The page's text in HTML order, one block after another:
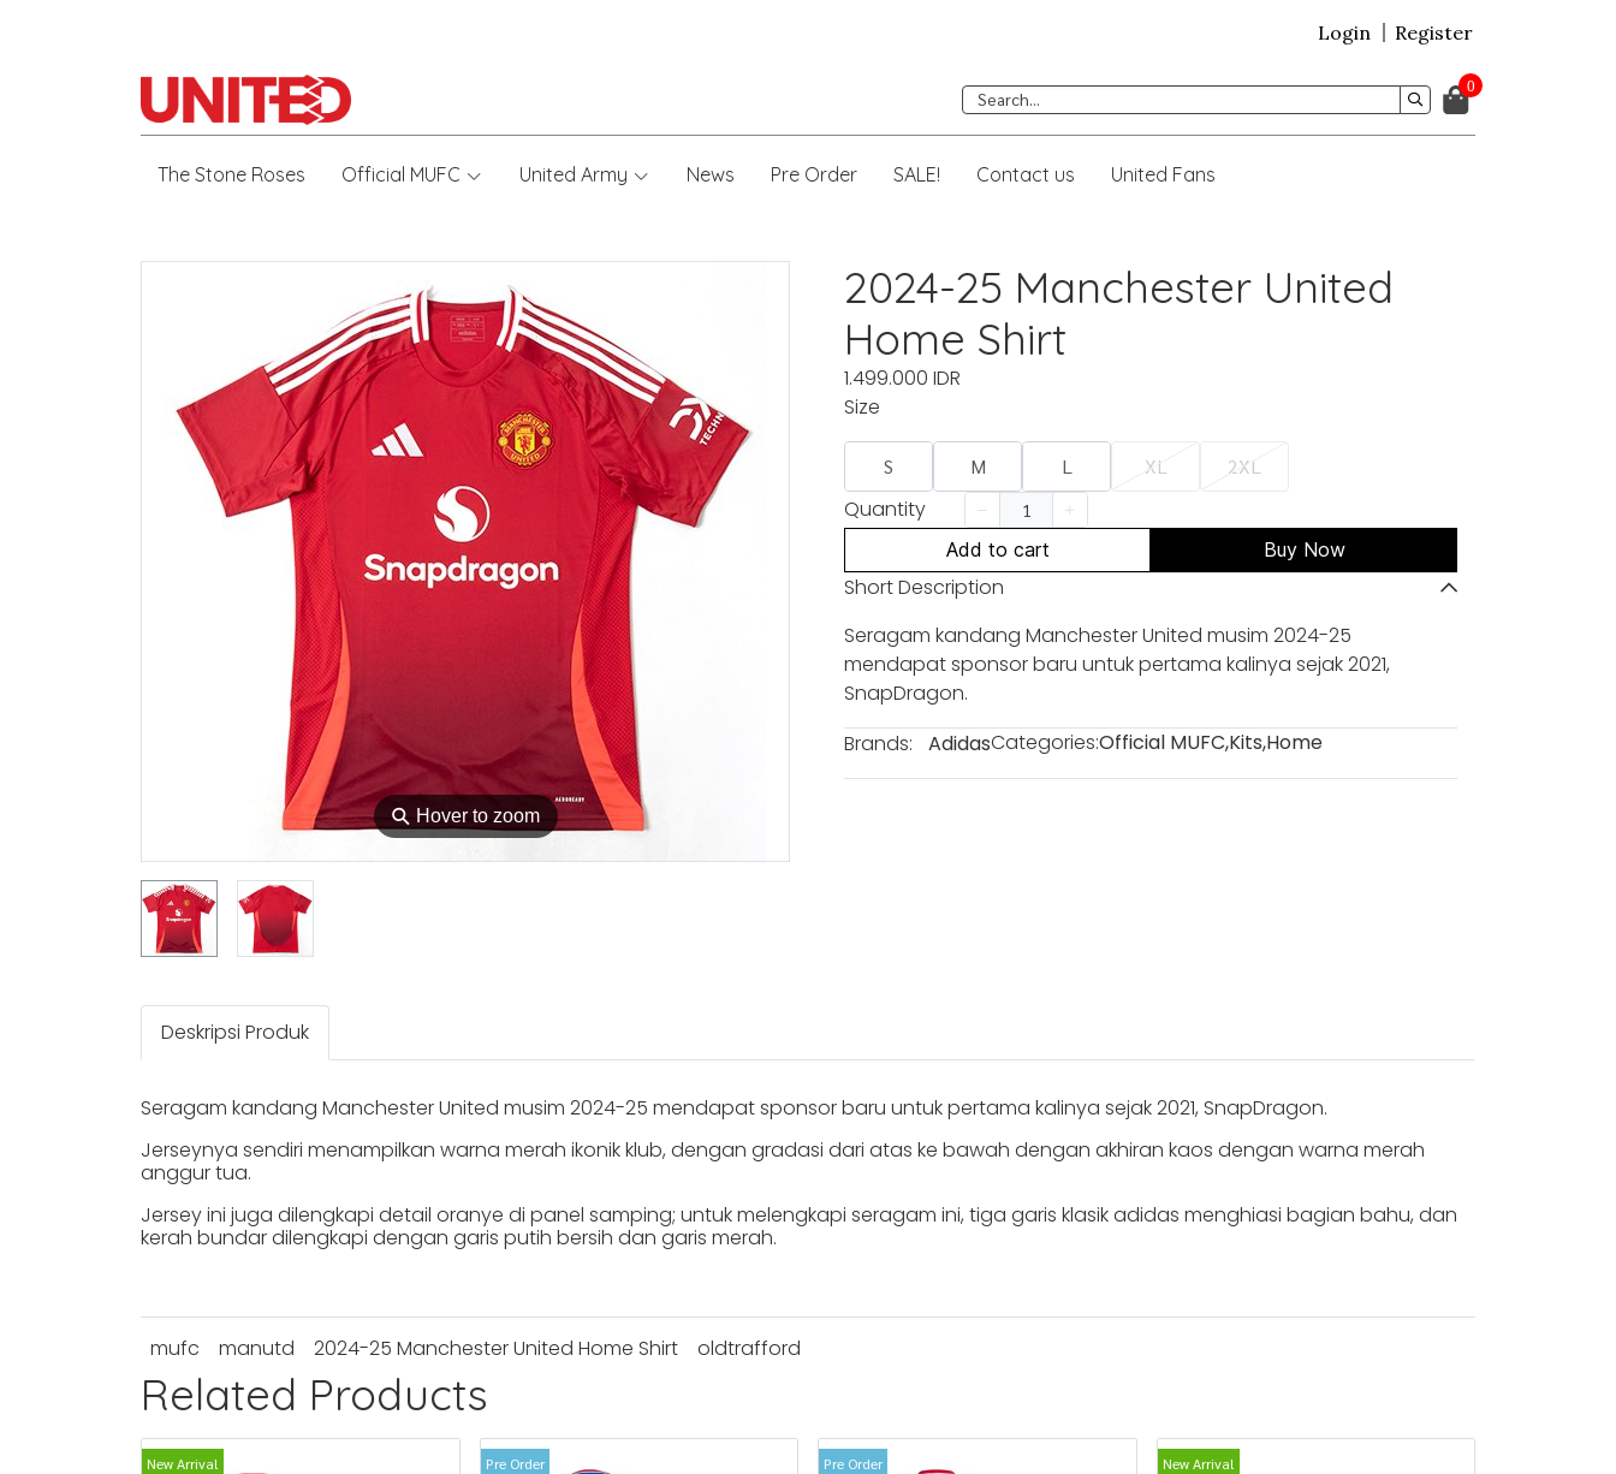
Login Register
0
The Stone Roses Official MUFC United Army News Pre Order SALE! Contact us United Fans
⚲ Hover to zoom
2024-25 Manchester United
Home Shirt
1.499.000 IDR
Size
S M L XL 2XL
Quantity
Add to cart Buy Now
Short Description
Seragam kandang Manchester United musim 2024-25
mendapat sponsor baru untuk pertama kalinya sejak 2021,
SnapDragon.
Brands:
AdidasCategories:Official MUFC,Kits,Home
Deskripsi Produk
Seragam kandang Manchester United musim 2024-25 mendapat sponsor baru untuk pertama kalinya sejak 2021, SnapDragon.
Jerseynya sendiri menampilkan warna merah ikonik klub, dengan gradasi dari atas ke bawah dengan akhiran kaos dengan warna merah
anggur tua.
Jersey ini juga dilengkapi detail oranye di panel samping; untuk melengkapi seragam ini, tiga garis klasik adidas menghiasi bagian bahu, dan
kerah bundar dilengkapi dengan garis putih bersih dan garis merah.
mufc manutd 2024-25 Manchester United Home Shirt oldtrafford
Related Products
New Arrival Pre Order Pre Order New Arrival